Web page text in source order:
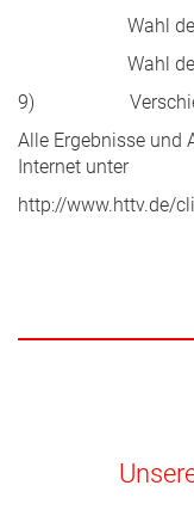
Wahl des
Wahl des
9)
Alle Ergebnisse und
Internet unter
http://www.httv.de/